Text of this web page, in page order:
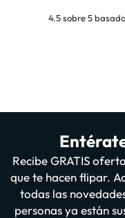
4.5 sobre 5
Recibe GRATIS
que te hacen flipar.
todas las
personas ya están